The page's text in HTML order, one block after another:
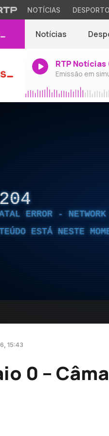
NOTÍCIAS DESPORTO
Notícias
RTP Notícias
Emissão em
ERROR - NETWORK
ESTÁ NESTE
15:43
0 –